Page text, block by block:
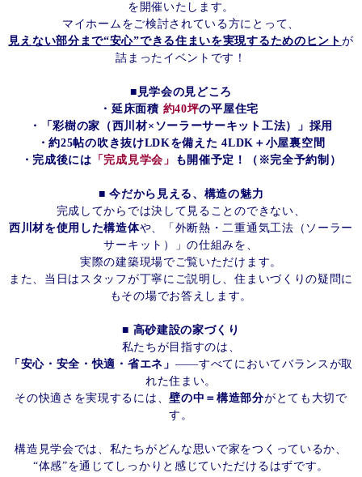
を開催いたします。
マイホームをご検討されている方にとって、
見えない部分まで“安心”できる住まいを実現するためのヒント が
詰まったイベントです！
■見学会の見どころ
・延床面積 約40坪の平屋住宅
・「彩樹の家（西川材×ソーラーサーキット工法）」採用
・約25帖の吹き抜けLDKを備えた 4LDK＋小屋裏空間
・完成後には 「完成見学会」 も開催予定！（※完全予約制）
■ 今だから見える、構造の魅力
完成してからでは決して見ることのできない、
西川材を使用した構造体や、「外断熱・二重通気工法（ソーラー
サーキット）」の仕組みを、
実際の建築現場でご覧いただけます。
また、当日はスタッフが丁寧にご説明し、住まいづくりの疑問に
もその場でお答えします。
■ 高砂建設の家づくり
私たちが目指すのは、
「安心・安全・快適・省エネ」 ――すべてにおいてバランスが取
れた住まい。
その快適さを実現するには、壁の中＝構造部分がとても大切で
す。
構造見学会では、私たちがどんな思いで家をつくっているか、
“体感”を通じてしっかりと感じていただけるはずです。